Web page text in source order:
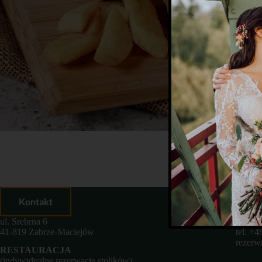
Kontakt
ul. Srebrna 6
41-819 Zabrze-Maciejów
RESTAURACJA
tel.